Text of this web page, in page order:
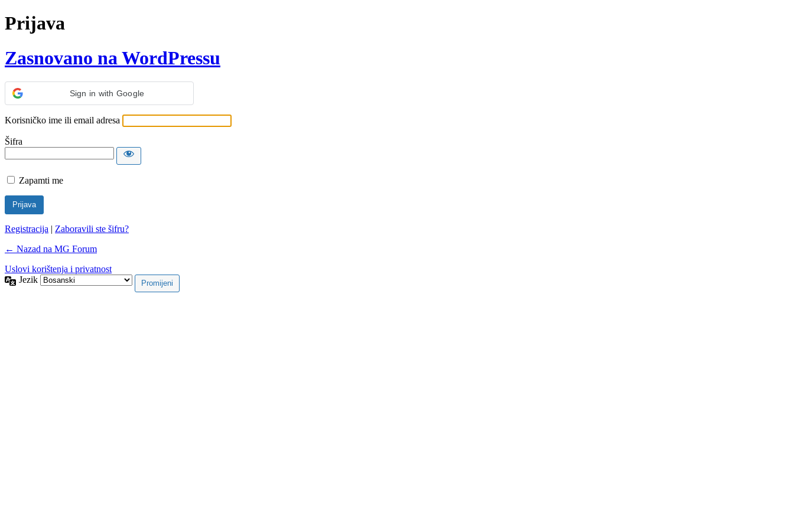
Prijava
Zasnovano na WordPressu
Sign in with Google
Korisničko ime ili email adresa
Šifra
Zapamti me
Registracija | Zaboravili ste šifru?
← Nazad na MG Forum
Uslovi korištenja i privatnost
Jezik